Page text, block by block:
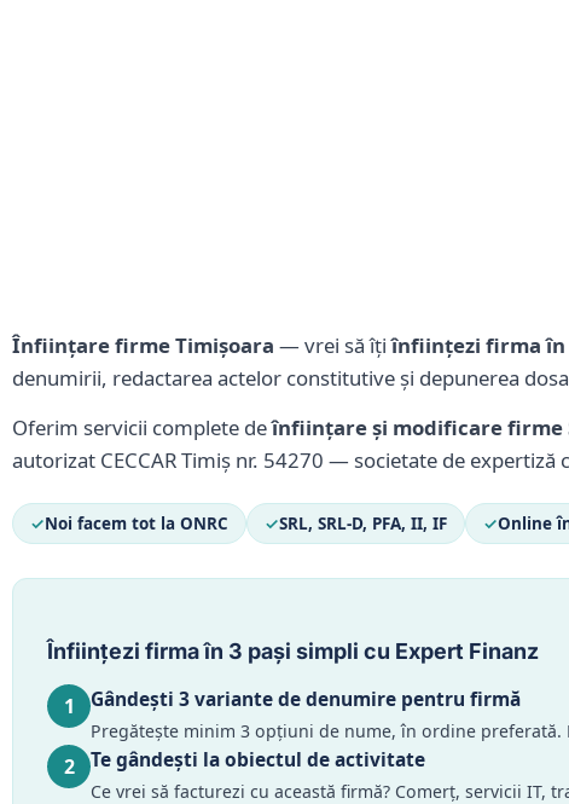
Înființare firme Timișoara — vrei să îțiînființezi firma în
denumirii, redactarea actelor constitutive și depunerea
Oferim servicii complete deînființare și modificare firme
autorizat CECCAR Timiș nr. 54270 — societate de expertiză
✓Noi facem tot la ONRC ✓SRL, SRL-D, PFA, II, IF ✓Online
Înființezi firma în 3 pași simpli cu Expert Finanz
1 Gândești 3 variante de denumire pentru firmă
Pregătește minim 3 opțiuni de nume, în ordine
2 Te gândești la obiectul de activitate
Ce vrei să facturezi cu această firmă? Comerț, servicii